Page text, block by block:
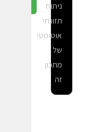
ניתוח
תזונתי
אוטומטי
של
מתכון
זה